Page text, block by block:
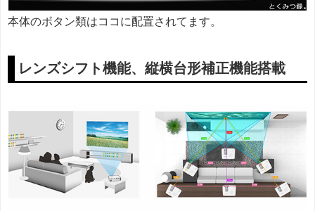
本体のボタン類はココに配置されてます。
レンズシフト機能、縦横台形補正機能搭載